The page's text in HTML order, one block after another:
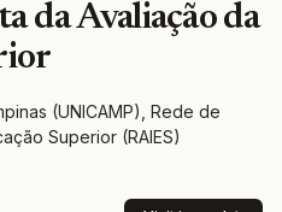
da Avaliação da
(UNICAMP), Rede de
Superior (RAIES)